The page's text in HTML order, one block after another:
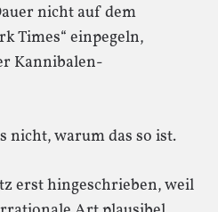
nicht auf dem
Times“ einpegeln,
Kannibalen-
warum das so ist.
erst hingeschrieben, weil